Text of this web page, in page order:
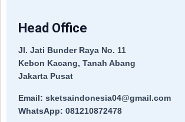
Head Office
Jl. Jati Bunder Raya No. 11
Kebon Kacang, Tanah Abang
Jakarta Pusat
Email: sketsaindonesia04@gmail.com
WhatsApp: 081210872478